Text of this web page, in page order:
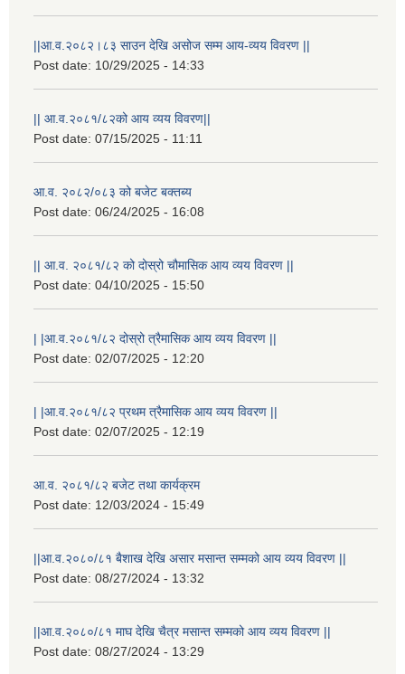
||आ.व.२०८२।८३ साउन देखि असोज सम्म आय-व्यय विवरण ||
Post date: 10/29/2025 - 14:33
|| आ.व.२०८१/८२को आय व्यय विवरण||
Post date: 07/15/2025 - 11:11
आ.व. २०८२/०८३ को बजेट बक्तब्य
Post date: 06/24/2025 - 16:08
|| आ.व. २०८१/८२ को दोस्रो चौमासिक आय व्यय विवरण ||
Post date: 04/10/2025 - 15:50
| |आ.व.२०८१/८२ दोस्रो त्रैमासिक आय व्यय विवरण ||
Post date: 02/07/2025 - 12:20
| |आ.व.२०८१/८२ प्रथम त्रैमासिक आय व्यय विवरण ||
Post date: 02/07/2025 - 12:19
आ.व. २०८१/८२ बजेट तथा कार्यक्रम
Post date: 12/03/2024 - 15:49
||आ.व.२०८०/८१ बैशाख देखि असार मसान्त सम्मको आय व्यय विवरण ||
Post date: 08/27/2024 - 13:32
||आ.व.२०८०/८१ माघ देखि चैत्र मसान्त सम्मको आय व्यय विवरण ||
Post date: 08/27/2024 - 13:29